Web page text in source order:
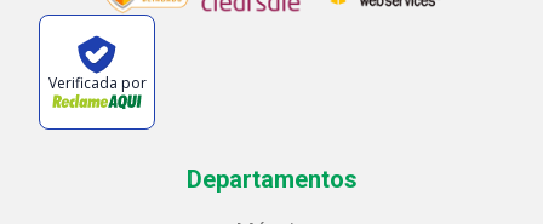
Verificada por
Departamentos